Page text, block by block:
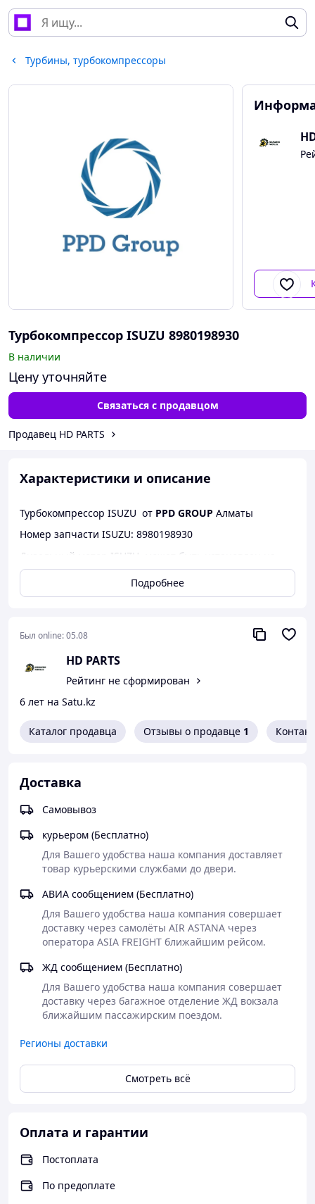
Турбины, турбокомпрессоры
Турбокомпрессор ISUZU 8980198930
В наличии
Цену уточняйте
Связаться с продавцом
Продавец HD PARTS
Характеристики и описание
Турбокомпрессор ISUZU от PPD GROUP Алматы
Номер запчасти ISUZU: 8980198930
Дизельный мотор ISUZU может быть установлен на
экскаваторах JCB; HITACHI; HIDROMEK; SUMITOMO.
организовать доставку Вашего заказа в любой регион
Вам не стоит беспокоиться, что доставка Вашего заказа
затянется на долгие дни, ведь мы осуществляем
оперативную отправку товара сразу после
Подробнее
Был online:05.08
HD PARTS
Рейтинг не сформирован
6 лет на Satu.kz
Каталог продавца Отзывы о продавце 1
Доставка
Самовывоз
курьером (Бесплатно)
Для Вашего удобства наша компания доставляет
товар курьерскими службами до двери.
АВИА сообщением (Бесплатно)
Для Вашего удобства наша компания совершает
доставку через самолёты AIR ASTANA через
оператора ASIA FREIGHT ближайшим рейсом.
ЖД сообщением (Бесплатно)
Для Вашего удобства наша компания совершает
доставку через багажное отделение ЖД вокзала
ближайшим пассажирским поездом.
Регионы доставки
Смотреть всё
Оплата и гарантии
Постоплата
По предоплате